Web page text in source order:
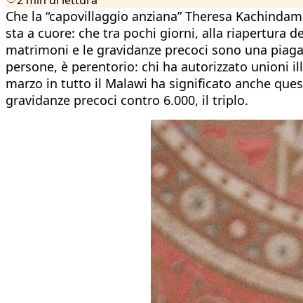
Che la “capovillaggio anziana” Theresa
sta a cuore: che tra pochi giorni, alla riapertura
matrimoni e le gravidanze precoci sono una
persone, è perentorio: chi ha autorizzato unioni
marzo in tutto il Malawi ha significato anche
gravidanze precoci contro 6.000, il triplo.